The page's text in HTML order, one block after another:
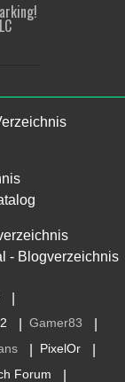
Gamer83
PixelOr
Forum